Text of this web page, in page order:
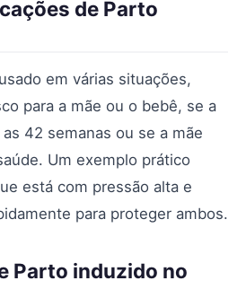
de Parto
em várias situações,
para a mãe ou o bebê, se a
42 semanas ou se a mãe
Um exemplo prático
está com pressão alta e
para proteger ambos.
Parto induzido no